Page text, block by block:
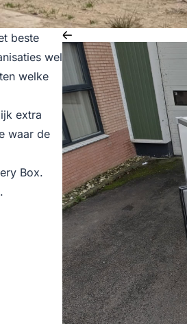
beste
wel
welke
extra
waar de
Box.